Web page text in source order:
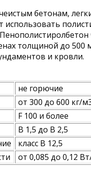
бетонам,
использовать
толщиной до
и кровли.
не горючие
от 300 до 600 кг/
F 100 и более
В 1,5 до B 2,5
класс В 12,5
от 0,085 до 0,12